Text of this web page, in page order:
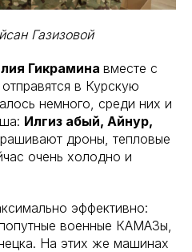
Газизовой
Гикрамина вместе с
в Курскую
немного, среди них и
Илгиз абый, Айнур,
дроны, тепловые
очень холодно и
эффективно:
военные КАМАЗы,
На этих же машинах